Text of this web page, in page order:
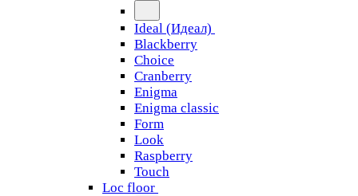
Ideal (Идеал)
Blackberry
Choice
Cranberry
Enigma
Enigma classic
Form
Look
Raspberry
Touch
Loc floor